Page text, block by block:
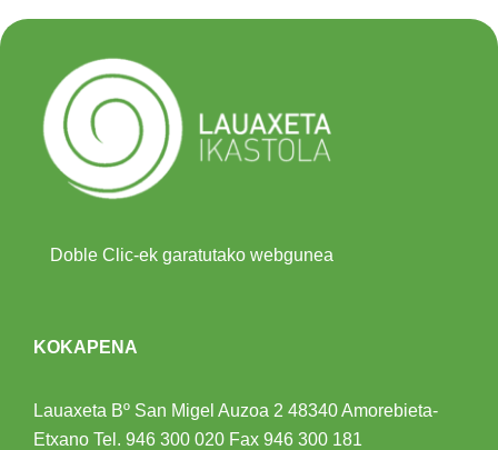
Doble Clic-ek garatutako webgunea
KOKAPENA
Lauaxeta Bº San Migel Auzoa 2 48340 Amorebieta-
Etxano Tel. 946 300 020 Fax 946 300 181